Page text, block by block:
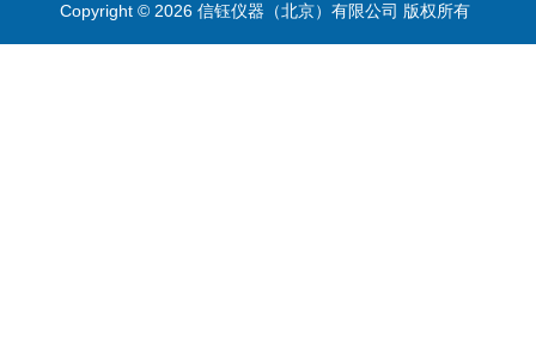
Copyright © 2026 信钰仪器（北京）有限公司 版权所有